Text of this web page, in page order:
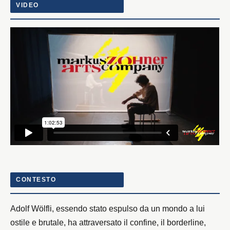
VIDEO
CONTESTO
Adolf Wölfli, essendo stato espulso da un mondo a lui
ostile e brutale, ha attraversato il confine, il borderline,